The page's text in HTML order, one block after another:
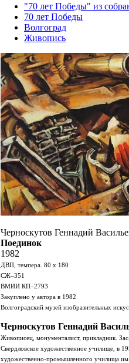
"70 лет Победы" из
70 лет Победы
Волгоград
Живопись
Черноскутов Геннадий
Поединок
1982
ДВП, темпера. 80 х 180
СЖ–351
ВМИИ КП–2793
Закуплено у автора в 1982
Волгоградский музей изобразительных
Черноскутов Геннадий
Живописец, монументалист, прикладник.
Свердловское художественное училище, в
художественно-промышленного училища